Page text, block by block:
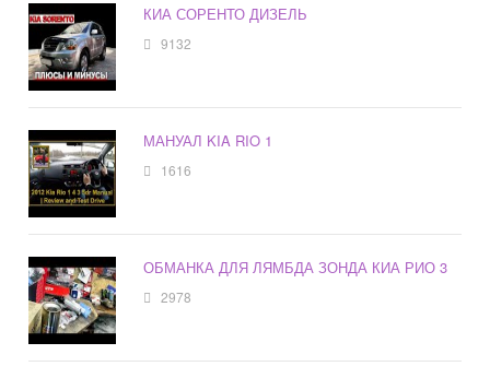
КИА СОРЕНТО ДИЗЕЛЬ
9132
МАНУАЛ KIA RIO 1
1616
ОБМАНКА ДЛЯ ЛЯМБДА ЗОНДА КИА РИО 3
2978